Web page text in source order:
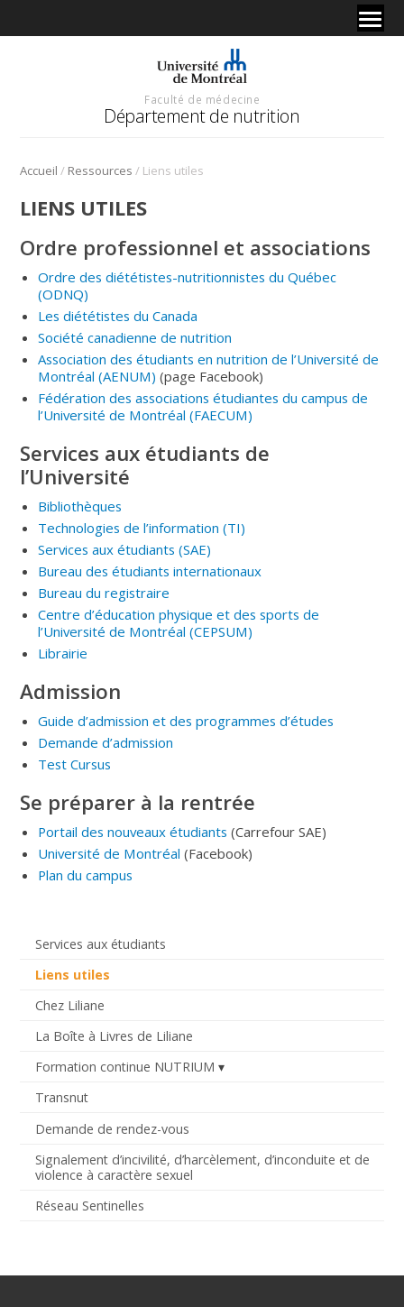
Faculté de médecine
Département de nutrition
Accueil / Ressources / Liens utiles
Services aux étudiants
Liens utiles
Chez Liliane
La Boîte à Livres de Liliane
Formation continue NUTRIUM
Transnut
Demande de rendez-vous
Signalement d’incivilité, d’harcèlement, d’inconduite et de
violence à caractère sexuel
Réseau Sentinelles
LIENS UTILES
Ordre professionnel et associations
Ordre des diététistes-nutritionnistes du Québec
(ODNQ)
Les diététistes du Canada
Société canadienne de nutrition
Association des étudiants en nutrition de l’Université de
Montréal (AENUM) (page Facebook)
Fédération des associations étudiantes du campus de
l’Université de Montréal (FAECUM)
Services aux étudiants de
l’Université
Bibliothèques
Technologies de l’information (TI)
Services aux étudiants (SAE)
Bureau des étudiants internationaux
Bureau du registraire
Centre d’éducation physique et des sports de
l’Université de Montréal (CEPSUM)
Librairie
Admission
Guide d’admission et des programmes d’études
Demande d’admission
Test Cursus
Se préparer à la rentrée
Portail des nouveaux étudiants (Carrefour SAE)
Université de Montréal (Facebook)
Plan du campus